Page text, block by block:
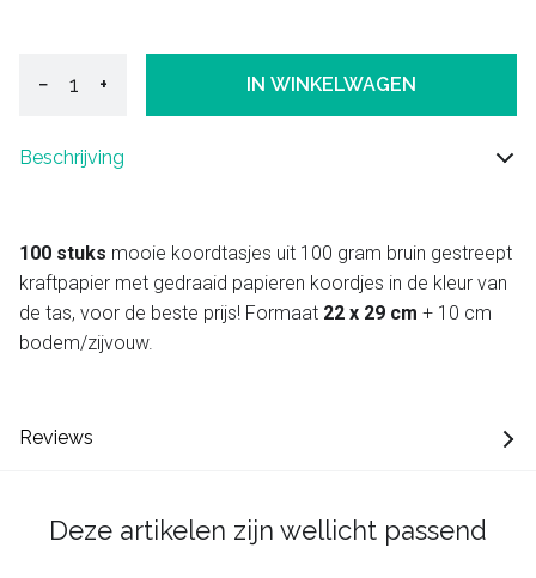
− + IN WINKELWAGEN
Beschrijving
100 stuks mooie koordtasjes uit 100 gram bruin gestreept
kraftpapier met gedraaid papieren koordjes in de kleur van
de tas, voor de beste prijs! Formaat 22 x 29 cm + 10 cm
bodem/zijvouw.
Reviews
Deze artikelen zijn wellicht passend